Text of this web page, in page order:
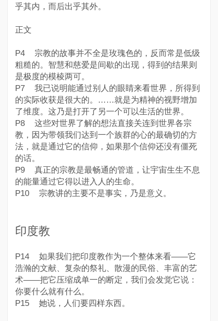
乎其内，而后出乎其外。
正文
P4 宗教的故事并不全是玫瑰色的，反而常是低级
粗糙的。智慧和慈爱是间歇的出现，得到的结果则
是极度的模棱两可。
P7 我已说明能通过别人的眼睛来看世界，所得到
的实际收获是很大的。……就是为精神的视野增加
了维度。这乃是打开了另一个可以生活的世界。
P8 这些对世界了解的想法直接关连到世界各宗
教，因为带领我们达到一个族群的心的最确切的方
法，就是通过它的信仰，如果那个信仰还没有僵死
的话。
P9 真正的宗教是最畅通的管道，让宇宙生生不息
的能量通过它得以进入人的生命。
P10 宗教讲的主要不是事实，乃是意义。
印度教
P14 如果我们把印度教作为一个整体来看——它
浩瀚的文献、复杂的祭礼、散漫的民俗、丰富的艺
术——把它压缩成单一的断定，我们会发觉它说：
你要什么就有什么。
P15 她说， 人们要四样东西。